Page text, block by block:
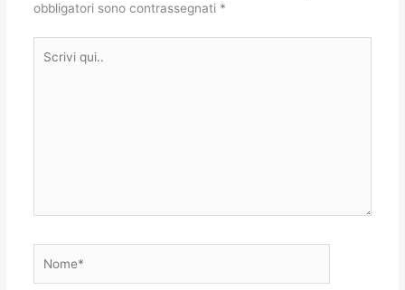
obbligatori sono contrassegnati *
qui..